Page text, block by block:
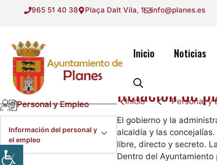
965 51 40 38 Plaça Dalt Vila, 1 info@planes.es
Inicio Noticias
Personal y Empleo
Información del personal y
el empleo
Inicio Personal y
Relación de
El gobierno y la
alcaldía y las
libre, directo y secreto.
Dentro del